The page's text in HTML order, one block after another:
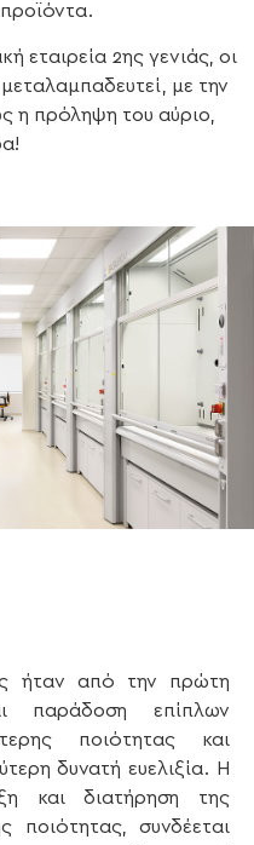
εταιρεία 2ης γενιάς, οι
με την
η πρόληψη του αύριο,
ήταν από την πρώτη
παράδοση επίπλων
ποιότητας και
δυνατή ευελιξία. Η
και διατήρηση της
ποιότητας, συνδέεται